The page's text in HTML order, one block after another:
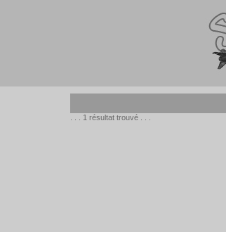
. . . 1 résultat trouvé . . .